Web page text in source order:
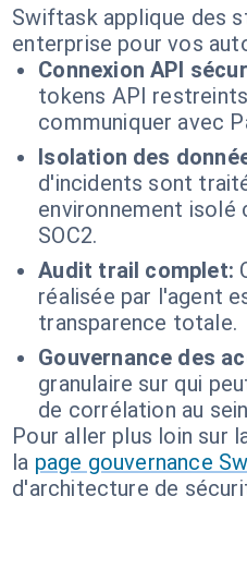
Swiftask applique des
enterprise pour vos
Connexion API
tokens API
communiquer avec
Isolation des
d'incidents sont
environnement isolé
SOC2.
Audit trail complet:
réalisée par l'agent
transparence totale.
Gouvernance des
granulaire sur qui
de corrélation au
Pour aller plus loin sur
la page gouvernance
d'architecture de